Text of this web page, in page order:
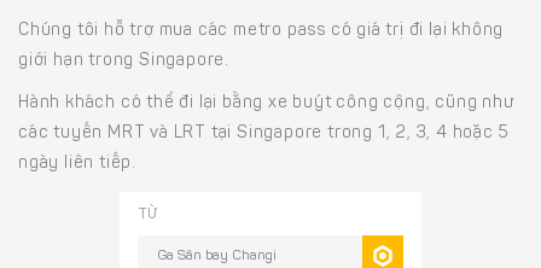
Chúng tôi hỗ trợ mua các metro pass có giá trị đi lại không
giới hạn trong Singapore.
Hành khách có thể đi lại bằng xe buýt công cộng, cũng như
các tuyến MRT và LRT tại Singapore trong 1, 2, 3, 4 hoặc 5
ngày liên tiếp.